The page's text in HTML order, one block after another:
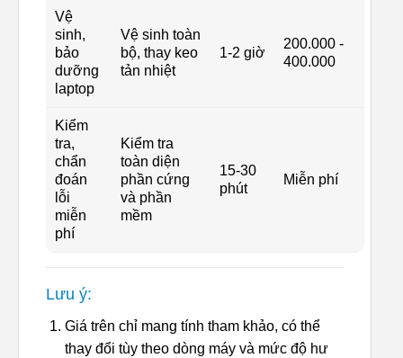
Vệ
sinh,
bảo
dưỡng
laptop
Vệ sinh toàn
bộ, thay keo
tản nhiệt
1-2 giờ
200.000 -
400.000
Kiểm
tra,
chẩn
đoán
lỗi
miễn
phí
Kiểm tra
toàn diện
phần cứng
và phần
mềm
15-30
phút
Miễn phí
Lưu ý:
Giá trên chỉ mang tính tham khảo, có thể
thay đổi tùy theo dòng máy và mức độ hư